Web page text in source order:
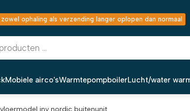
ophaling als verzending langer oplopen dan normaal
Mobiele airco'sWarmtepompboilerLucht/water
inv nordic buitenunit